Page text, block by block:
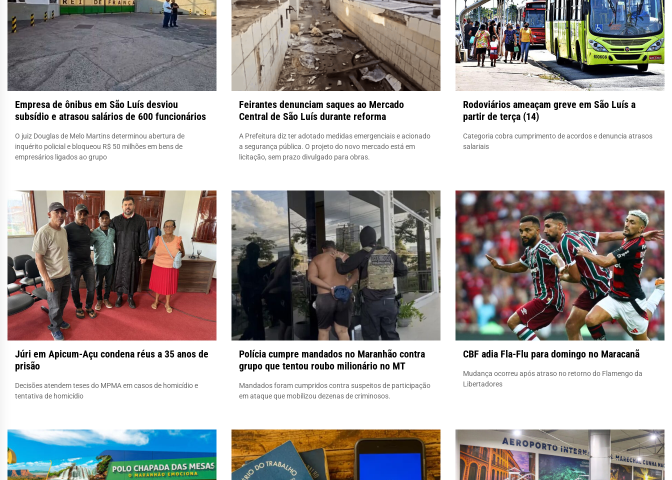
Empresa de ônibus em São Luís desviou
subsídio e atrasou salários de 600 funcionários
O juiz Douglas de Melo Martins determinou abertura de
inquérito policial e bloqueou R$ 50 milhões em bens de
empresários ligados ao grupo
Feirantes denunciam saques ao Mercado
Central de São Luís durante reforma
A Prefeitura diz ter adotado medidas emergenciais e acionado
a segurança pública. O projeto do novo mercado está em
licitação, sem prazo divulgado para obras.
Rodoviários ameaçam greve em São Luís a
partir de terça (14)
Categoria cobra cumprimento de acordos e denuncia atrasos
salariais
Júri em Apicum-Açu condena réus a 35 anos de
prisão
Decisões atendem teses do MPMA em casos de homicídio e
tentativa de homicídio
Polícia cumpre mandados no Maranhão contra
grupo que tentou roubo milionário no MT
Mandados foram cumpridos contra suspeitos de participação
em ataque que mobilizou dezenas de criminosos.
CBF adia Fla-Flu para domingo no Maracanã
Mudança ocorreu após atraso no retorno do Flamengo da
Libertadores